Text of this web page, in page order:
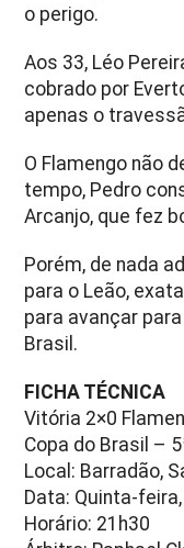
o perigo.
Aos 33, Léo
cobrado por
apenas o
O Flamengo não
tempo, Pedro
Arcanjo, que fez
Porém, de nada
para o Leão,
para avançar
Brasil.
FICHA TÉCNICA
Vitória 2×0
Copa do Brasil –
Local: Barradão,
Data: Quinta-
Horário: 21h30